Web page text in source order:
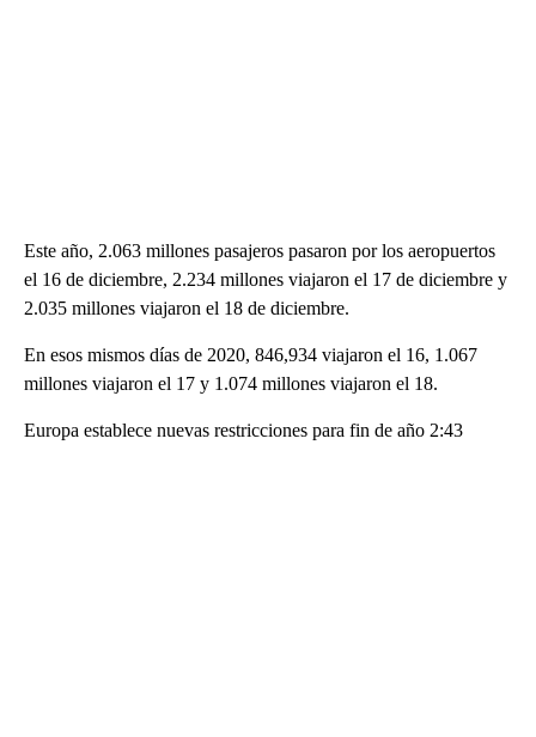
Este año, 2.063 millones pasajeros pasaron por los aeropuertos
el 16 de diciembre, 2.234 millones viajaron el 17 de diciembre y
2.035 millones viajaron el 18 de diciembre.
En esos mismos días de 2020, 846,934 viajaron el 16, 1.067
millones viajaron el 17 y 1.074 millones viajaron el 18.
Europa establece nuevas restricciones para fin de año 2:43